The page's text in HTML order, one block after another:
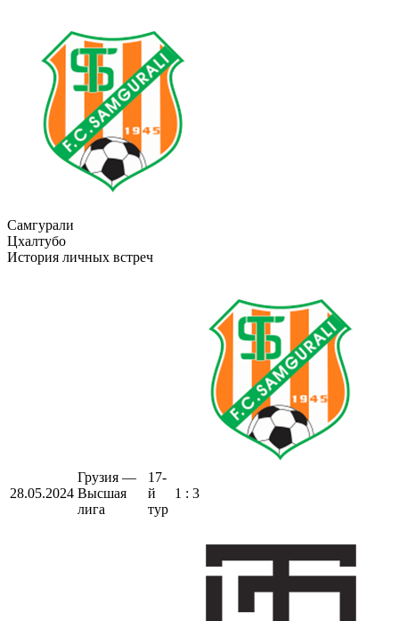
Самгурали
Цхалтубо
История личных встреч
28.05.2024
Грузия —
Высшая
лига
17-
й
тур
1 : 3